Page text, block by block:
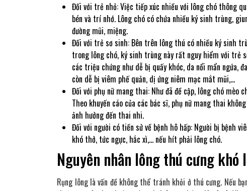
Đối với trẻ nhỏ: Việc tiếp xúc nhiều với lông chó thông
bén và trí nhớ. Lông chó có chứa nhiều ký sinh trùng,
đường mũi, miệng.
Đối với trẻ sơ sinh: Bên trên lông thú có nhiều ký sinh
trong lông chó, ký sinh trùng này rất nguy hiểm với trẻ
các triệu chứng như dễ bị quấy khóc, da nổi mẩn ngứa,
còn dễ bị viêm phế quản, dị ứng niêm mạc mắt mũi,…
Đối với phụ nữ mang thai: Như đã đề cập, lông chó
Theo khuyến cáo của các bác sĩ, phụ nữ mang thai
ảnh hưởng đến thai nhi.
Đối với người có tiền sử về bệnh hô hấp: Người bị bệnh
khó thở, tức ngực, hắc xì,… nếu hít phải lông chó.
Nguyên nhân lông thú cưng
Rụng lông là vấn đề không thể tránh khỏi ở thú cưng. Nếu